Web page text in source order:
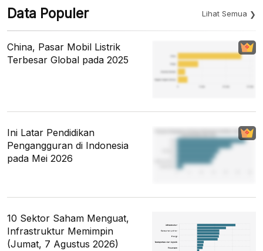
Data Populer Lihat Semua
China, Pasar Mobil Listrik
Terbesar Global pada 2025
Ini Latar Pendidikan
Pengangguran di Indonesia
pada Mei 2026
10 Sektor Saham Menguat,
Infrastruktur Memimpin
(Jumat, 7 Agustus 2026)